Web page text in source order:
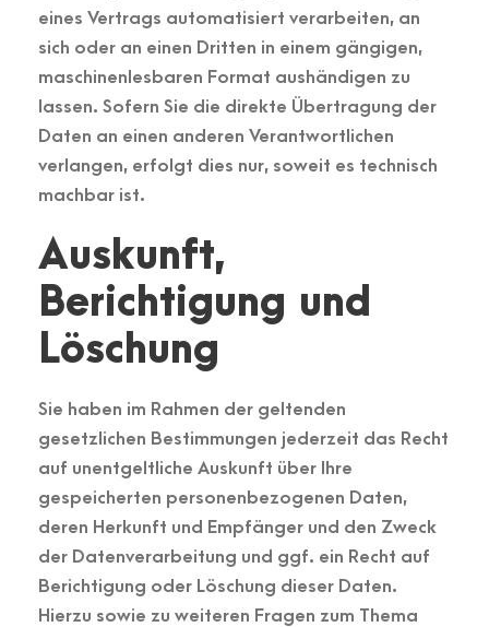
eines Vertrags automatisiert verarbeiten, an
sich oder an einen Dritten in einem gängigen,
maschinenlesbaren Format aushändigen zu
lassen. Sofern Sie die direkte Übertragung der
Daten an einen anderen Verantwortlichen
verlangen, erfolgt dies nur, soweit es technisch
machbar ist.
Auskunft,
Berichtigung und
Löschung
Sie haben im Rahmen der geltenden
gesetzlichen Bestimmungen jederzeit das Recht
auf unentgeltliche Auskunft über Ihre
gespeicherten personenbezogenen Daten,
deren Herkunft und Empfänger und den Zweck
der Datenverarbeitung und ggf. ein Recht auf
Berichtigung oder Löschung dieser Daten.
Hierzu sowie zu weiteren Fragen zum Thema